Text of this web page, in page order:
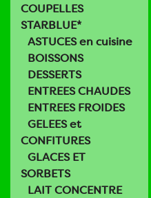
COUPELLES
STARBLUE*
ASTUCES en cuisine
BOISSONS
DESSERTS
ENTREES CHAUDES
ENTREES FROIDES
GELEES et
CONFITURES
GLACES ET
SORBETS
LAIT CONCENTRE